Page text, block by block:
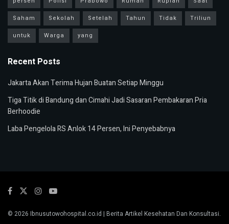
Saham
Sekolah Setelah Tahun Tidak
Triliun
untuk
Warga yang
Recent Posts
Jakarta Akan Terima Hujan Buatan Setiap Minggu
Tiga Titik di Bandung dan Cimahi Jadi Sasaran Pembakaran Pria
Berhoodie
Laba Pengelola RS Anlok 14 Persen, Ini Penyebabnya
© 2026 Ibnusutowohospital.co.id | Berita Artikel Kesehatan Dan Konsultasi.